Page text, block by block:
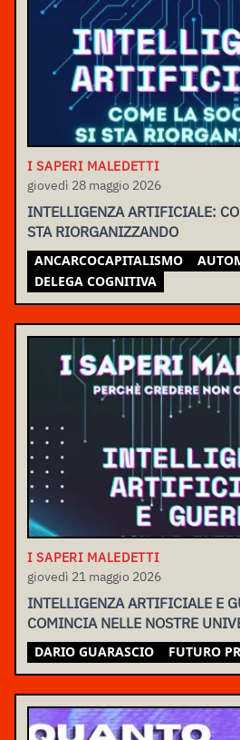
I SAPERI MALEDETTI
giovedì 28 maggio 2026
INTELLIGENZA ARTIFICIALE:
STA RIORGANIZZANDO
ANCARCOCAPITALISMO
DELEGA COGNITIVA
I SAPERI MALEDETTI
giovedì 21 maggio 2026
INTELLIGENZA ARTIFICIALE E
COMINCIA NELLE NOSTRE
DARIO GUARASCIO FUTURO